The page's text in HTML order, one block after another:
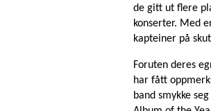
de gitt ut flere
konserter. Med
kapteiner på
Foruten deres
har fått
band smykke